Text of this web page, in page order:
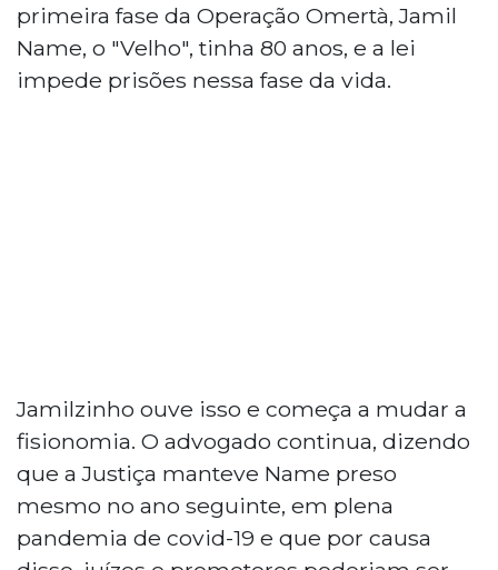
primeira fase da Operação Omertà, Jamil
Name, o "Velho", tinha 80 anos, e a lei
impede prisões nessa fase da vida.
Jamilzinho ouve isso e começa a mudar a
fisionomia. O advogado continua, dizendo
que a Justiça manteve Name preso
mesmo no ano seguinte, em plena
pandemia de covid-19 e que por causa